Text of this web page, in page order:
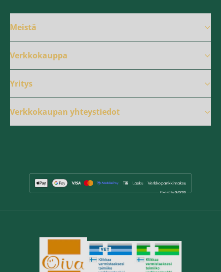
Meistä
Verkkokauppa
Yritys
Verkkokaupan yhteystiedot